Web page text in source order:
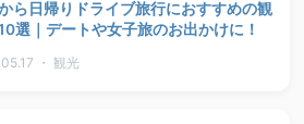
ら日帰りドライブ旅行におすすめの観
選｜デートや女子旅のお出かけに！
・ 観光